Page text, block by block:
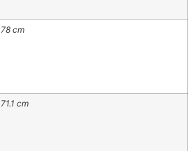
78 cm
71.1 cm